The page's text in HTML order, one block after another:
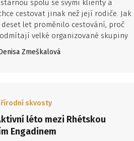
spolu se svými klienty a
cestovat jinak než její rodiče. Jak
deset let proměnilo cestování, proč
velké organizované skupiny
ke vzniku nové značky Explorito?
s Mírou Turákem – marketérem,
Zmeškalová
skvosty
léto mezi Rhétskou
Engadinem